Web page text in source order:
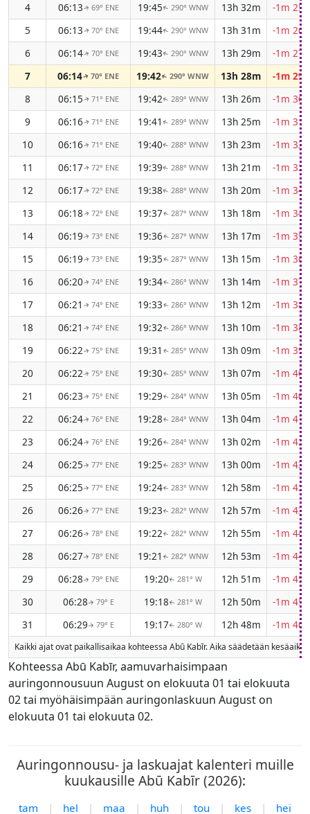
4
06:13↑ 69° ENE 19:45↑ 290° WNW 13h 32m
-1m 25s
5
06:13↑ 70° ENE 19:44↑ 290° WNW 13h 31m
-1m 26s
6
06:14↑ 70° ENE 19:43↑ 290° WNW 13h 29m
-1m 27s
7
06:14↑70° ENE 19:42↑290° WNW 13h 28m
-1m 29s
8
06:15↑ 71° ENE 19:42↑ 289° WNW 13h 26m
-1m 30s
9
06:16↑ 71° ENE 19:41 ↑ 289° WNW 13h 25m
-1m 31s
10
06:16↑ 71° ENE 19:40↑ 288° WNW 13h 23m
-1m 32s
11
06:17↑ 72° ENE 19:39↑ 288° WNW 13h 21m
-1m 33s
12
06:17↑ 72° ENE 19:38↑ 288° WNW 13h 20m
-1m 34s
13
06:18↑ 72° ENE 19:37↑ 287° WNW 13h 18m
-1m 34s
14
06:19↑ 73° ENE 19:36↑ 287° WNW 13h 17m
-1m 35s
15
06:19↑ 73° ENE 19:35↑ 287° WNW 13h 15m
-1m 36s
16
06:20↑ 74° ENE 19:34↑ 286° WNW 13h 14m
-1m 37s
17
06:21 ↑ 74° ENE 19:33↑ 286° WNW 13h 12m
-1m 38s
18
06:21 ↑ 74° ENE 19:32↑ 286° WNW 13h 10m
-1m 38s
19
06:22↑ 75° ENE 19:31 ↑ 285° WNW 13h 09m
-1m 39s
20
06:22↑ 75° ENE 19:30↑ 285° WNW 13h 07m
-1m 40s
21
06:23↑ 75° ENE 19:29↑ 284° WNW 13h 05m
-1m 40s
22
06:24↑ 76° ENE 19:28↑ 284° WNW 13h 04m
-1m 41s
23
06:24↑ 76° ENE 19:26↑ 284° WNW 13h 02m
-1m 42s
24
06:25↑ 77° ENE 19:25↑ 283° WNW 13h 00m
-1m 42s
25
06:25↑ 77° ENE 19:24↑ 283° WNW 12h 58m
-1m 43s
26
06:26↑ 77° ENE 19:23↑ 282° WNW 12h 57m
-1m 43s
27
06:26↑ 78° ENE 19:22↑ 282° WNW 12h 55m
-1m 44s
28
06:27↑ 78° ENE 19:21 ↑ 282° WNW 12h 53m
-1m 44s
29
06:28↑ 79° ENE 19:20↑ 281° W 12h 51m
-1m 45s
30
06:28↑ 79° E 19:18↑ 281° W 12h 50m
-1m 45s
31
06:29↑ 79° E 19:17↑ 280° W 12h 48m -1m 46s
Kaikki ajat ovat paikallisaikaa kohteessa Abū Kabīr. Aika säädetään
Kohteessa Abū Kabīr, aamuvarhaisimpaan
auringonnousuun August on elokuuta 01 tai elokuuta
02 tai myöhäisimpään auringonlaskuun August on
elokuuta 01 tai elokuuta 02.
Auringonnousu- ja laskuajat kalenteri muille
kuukausille Abū Kabīr (2026):
tam | hel | maa | huh | tou | kes |
hei